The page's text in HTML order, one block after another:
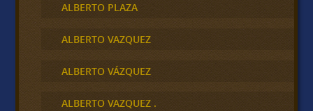
ALBERTO PLAZA
ALBERTO VAZQUEZ
ALBERTO VÁZQUEZ
ALBERTO VAZQUEZ .